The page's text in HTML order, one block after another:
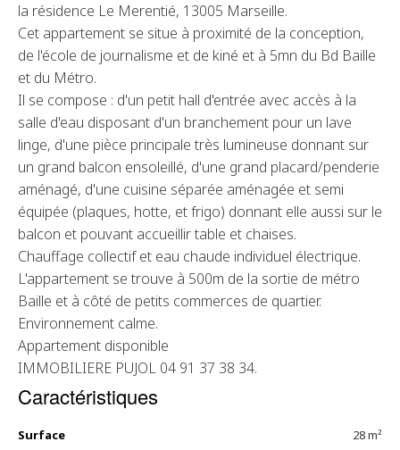
la résidence Le Merentié, 13005 Marseille.
Cet appartement se situe à proximité de la conception,
de l'école de journalisme et de kiné et à 5mn du Bd Baille
et du Métro.
Il se compose : d'un petit hall d'entrée avec accès à la
salle d'eau disposant d'un branchement pour un lave
linge, d'une pièce principale très lumineuse donnant sur
un grand balcon ensoleillé, d'une grand placard/penderie
aménagé, d'une cuisine séparée aménagée et semi
équipée (plaques, hotte, et frigo) donnant elle aussi sur le
balcon et pouvant accueillir table et chaises.
Chauffage collectif et eau chaude individuel électrique.
L'appartement se trouve à 500m de la sortie de métro
Baille et à côté de petits commerces de quartier.
Environnement calme.
Appartement disponible
IMMOBILIERE PUJOL 04 91 37 38 34.
Caractéristiques
Surface 28 m²